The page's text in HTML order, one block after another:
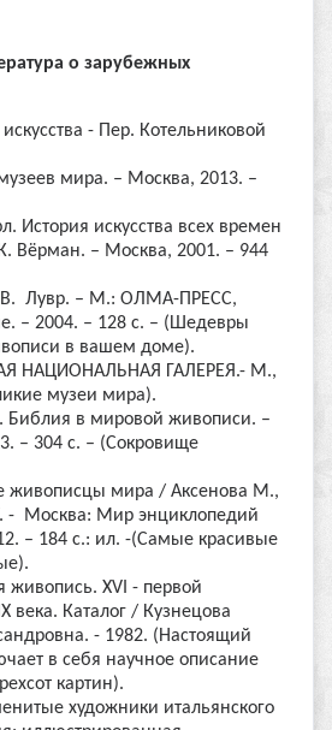
о зарубежных
- Пер. Котельниковой
мира. – Москва, 2013. –
История искусства всех времен
Вёрман. – Москва, 2001. – 944
Лувр. – М.: ОЛМА-ПРЕСС,
– 2004. – 128 с. – (Шедевры
в вашем доме).
НАЦИОНАЛЬНАЯ ГАЛЕРЕЯ.- М.,
музеи мира).
Библия в мировой живописи. –
– 304 с. – (Сокровище
живописцы мира / Аксенова М.,
- Москва: Мир энциклопедий
– 184 с.: ил. -(Самые красивые
живопись. XVI - первой
века. Каталог / Кузнецова
- 1982. (Настоящий
в себя научное описание
картин).
художники итальянского